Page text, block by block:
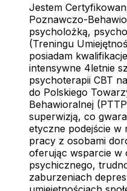
Jestem
Poznawczo-
psycholożką,
(Treningu
posiadam
intensywne 4letnie
psychoterapii CBT
do Polskiego
Behawioralnej
superwizją, co
etyczne podejście w
pracy z osobami
oferując wsparcie w
psychicznego,
zaburzeniach